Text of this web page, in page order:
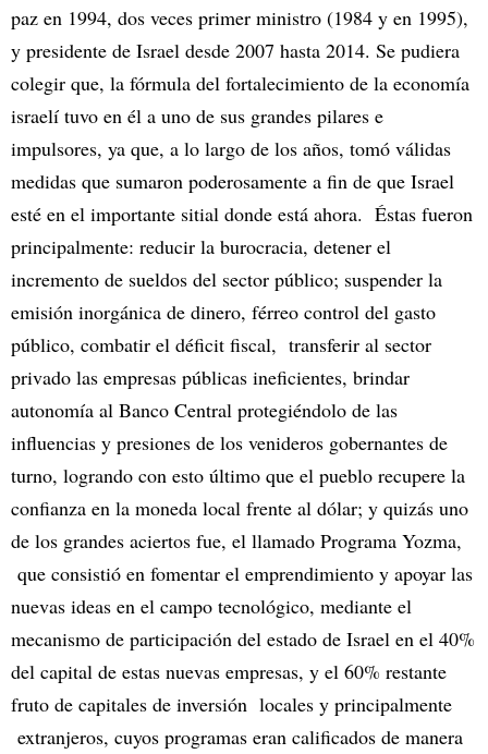
paz en 1994, dos veces primer ministro (1984 y en 1995),
y presidente de Israel desde 2007 hasta 2014. Se pudiera
colegir que, la fórmula del fortalecimiento de la economía
israelí tuvo en él a uno de sus grandes pilares e
impulsores, ya que, a lo largo de los años, tomó válidas
medidas que sumaron poderosamente a fin de que Israel
esté en el importante sitial donde está ahora. Éstas fueron
principalmente: reducir la burocracia, detener el
incremento de sueldos del sector público; suspender la
emisión inorgánica de dinero, férreo control del gasto
público, combatir el déficit fiscal, transferir al sector
privado las empresas públicas ineficientes, brindar
autonomía al Banco Central protegiéndolo de las
influencias y presiones de los venideros gobernantes de
turno, logrando con esto último que el pueblo recupere la
confianza en la moneda local frente al dólar; y quizás uno
de los grandes aciertos fue, el llamado Programa Yozma,
que consistió en fomentar el emprendimiento y apoyar las
nuevas ideas en el campo tecnológico, mediante el
mecanismo de participación del estado de Israel en el 40%
del capital de estas nuevas empresas, y el 60% restante
fruto de capitales de inversión locales y principalmente
extranjeros, cuyos programas eran calificados de manera